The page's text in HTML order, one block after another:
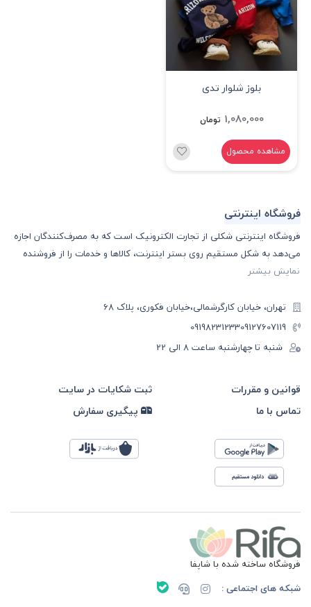
بلوز شلوار تدی
1,080,000 تومان
مشاهده محصول
فروشگاه اینترنتی
فروشگاه اینترنتی شکلی از تجارت الکترونیک است که به مصرف‌کنندگان اجازه
می‌دهد به شکل مستقیم روی بستر اینترنت، کالا‌ها و خدمات را از فروشنده
نمایش بیشتر
تهران، خیابان کارگرشمالی،خیابان فکوری، پلاک 68
09127607119
09198231233
شنبه تا چهارشنبه ساعت ۸ الی 22
قوانین و مقررات
ثبت شکایات در سایت
تماس با ما
پیگیری سفارش
فروشگاه ساخته شده با شاپفا
شبکه های اجتماعی :